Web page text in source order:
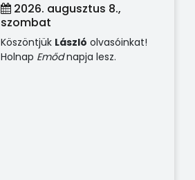
2026. augusztus 8.,
szombat
Köszöntjük László olvasóinkat!
Holnap Emődnapja lesz.